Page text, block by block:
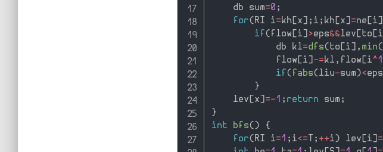
    db sum
=0 ;
for( RI i= kh x ; i ; kh x =ne i
if ( flow i >eps&&lev to i
            db kl
=dfs( to i , min(
            flow
i -= kl , flow i ^1
if ( fabs( liu-sum )<eps
}
    lev
x =-1 ; return sum ;
}
int
bfs( )
{
for( RI i=1 ; i<= ; ++i ) lev i =